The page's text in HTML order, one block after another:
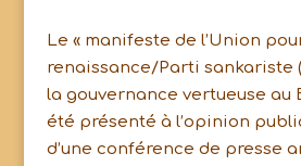
Le « manifeste de l’Union
renaissance/Parti sankariste
la gouvernance vertueuse au
été présenté à l’opinion
d’une conférence de presse